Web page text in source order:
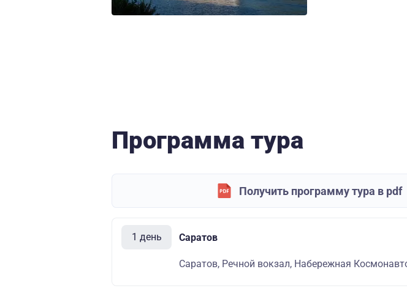
Программа тура
Получить программу тура в pdf
1 день Саратов
Саратов, Речной вокзал, Набережная